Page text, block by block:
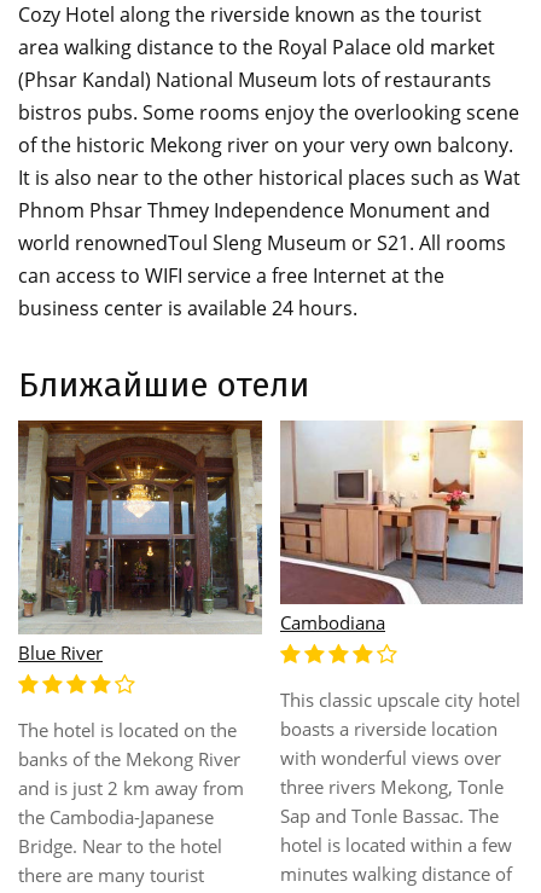
Cozy Hotel along the riverside known as the tourist
area walking distance to the Royal Palace old market
(Phsar Kandal) National Museum lots of restaurants
bistros pubs. Some rooms enjoy the overlooking scene
of the historic Mekong river on your very own balcony.
It is also near to the other historical places such as Wat
Phnom Phsar Thmey Independence Monument and
world renownedToul Sleng Museum or S21. All rooms
can access to WIFI service a free Internet at the
business center is available 24 hours.
Ближайшие отели
Blue River
The hotel is located on the
banks of the Mekong River
and is just 2 km away from
the Cambodia-Japanese
Bridge. Near to the hotel
there are many tourist
Cambodiana
This classic upscale city hotel
boasts a riverside location
with wonderful views over
three rivers Mekong, Tonle
Sap and Tonle Bassac. The
hotel is located within a few
minutes walking distance of